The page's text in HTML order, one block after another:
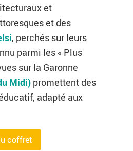
et
et des
, perchés sur leurs
parmi les « Plus
sur la Garonne
Midi)promettent des
adapté aux
coffret